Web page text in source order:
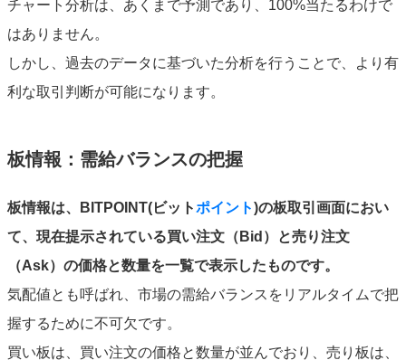
チャート分析は、あくまで予測であり、100%当たるわけで
はありません。
しかし、過去のデータに基づいた分析を行うことで、より有
利な取引判断が可能になります。
板情報：需給バランスの把握
板情報は、BITPOINT(ビットポイント)の板取引画面におい
て、現在提示されている買い注文（Bid）と売り注文
（Ask）の価格と数量を一覧で表示したものです。
気配値とも呼ばれ、市場の需給バランスをリアルタイムで把
握するために不可欠です。
買い板は、買い注文の価格と数量が並んでおり、売り板は、